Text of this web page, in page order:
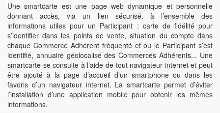
Une smartcarte est une page web dynamique et personnelle
donnant accès, via un lien sécurisé, à l’ensemble des
informations utiles pour un Participant : carte de fidélité pour
s’identifier dans les points de vente, situation du compte dans
chaque Commerce Adhérent fréquenté et où le Participant s’est
identifié, annuaire géolocalisé des Commerces Adhérents... Une
smartcarte se consulte à l’aide de tout navigateur internet et peut
être ajouté à la page d’accueil d’un smartphone ou dans les
favoris d’un navigateur internet. La smartcarte permet d’éviter
l’installation d’une application mobile pour obtenir les mêmes
informations.